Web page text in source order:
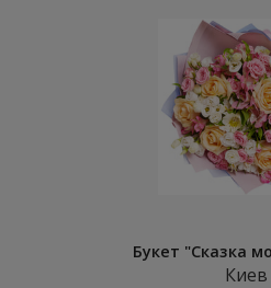
Букет "Сказка
Киев